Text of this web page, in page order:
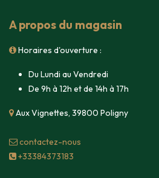
A propos du magasin
Horaires d'ouverture :
Du Lundi au Vendredi
De 9h à 12h et de 14h à 17h
Aux Vignettes, 39800 Poligny
contacte​z-nous
+33384373183